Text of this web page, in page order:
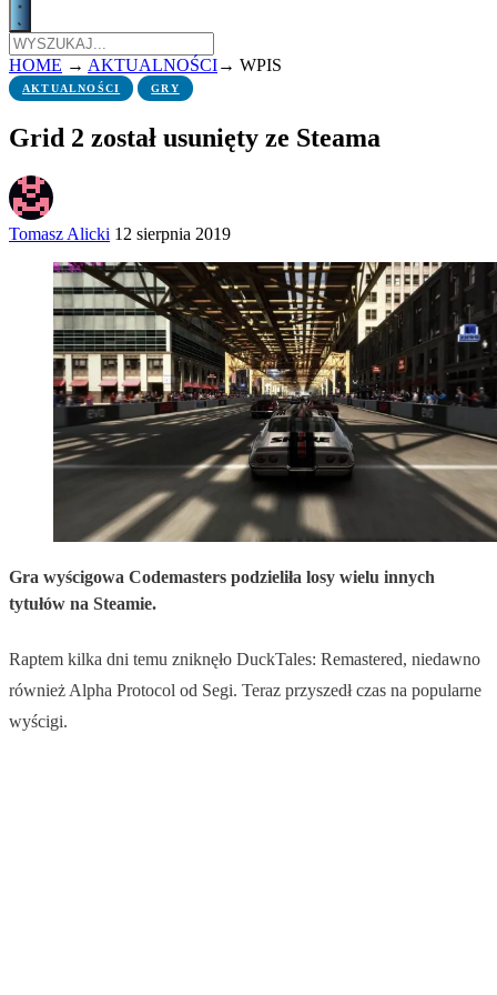
HOME → AKTUALNOŚCI→ WPIS
AKTUALNOŚCI GRY
Grid 2 został usunięty ze Steama
Tomasz Alicki 12 sierpnia 2019
Gra wyścigowa Codemasters podzieliła losy wielu innych
tytułów na Steamie.
Raptem kilka dni temu zniknęło DuckTales: Remastered, niedawno
również Alpha Protocol od Segi. Teraz przyszedł czas na popularne
wyścigi.